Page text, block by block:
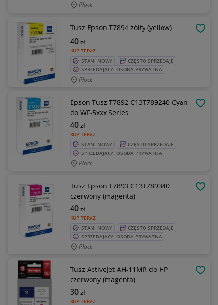
Płock
Tusz Epson T7894 żółty (yellow)
KUP TERAZ
40zł
STAN: NOWY
CZĘSTO SPRZEDAJE
SPRZEDAJĄCY: OSOBA PRYWATNA
Płock
Epson Tusz T7892 C13T789240 Cyan
do WF-5xxx Series
KUP TERAZ
40zł
STAN: NOWY
CZĘSTO SPRZEDAJE
SPRZEDAJĄCY: OSOBA PRYWATNA
Płock
Tusz Epson T7893 C13T789340
czerwony (magenta)
KUP TERAZ
40zł
STAN: NOWY
CZĘSTO SPRZEDAJE
SPRZEDAJĄCY: OSOBA PRYWATNA
Płock
Tusz ActiveJet AH-11MR do HP
czerwony (magenta)
KUP TERAZ
30zł